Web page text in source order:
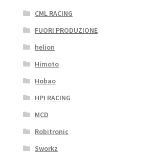
CML RACING
FUORI PRODUZIONE
helion
Himoto
Hobao
HPI RACING
MCD
Robitronic
Sworkz